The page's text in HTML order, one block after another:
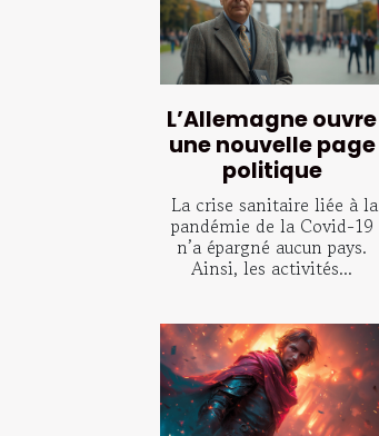
L’Allemagne ouvre
une nouvelle page
politique
La crise sanitaire liée à la
pandémie de la Covid-19
n’a épargné aucun pays.
Ainsi, les activités...